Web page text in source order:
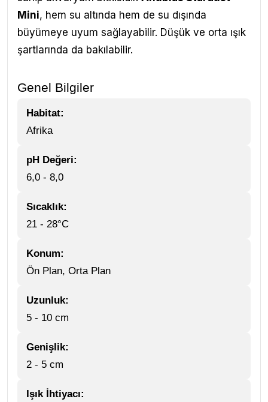
Mini, hem su altında hem de su dışında
büyümeye uyum sağlayabilir. Düşük ve orta ışık
şartlarında da bakılabilir.
Genel Bilgiler
Habitat:
Afrika
pH Değeri:
6,0 - 8,0
Sıcaklık:
21 - 28°C
Konum:
Ön Plan, Orta Plan
Uzunluk:
5 - 10 cm
Genişlik:
2 - 5 cm
Işık İhtiyacı: